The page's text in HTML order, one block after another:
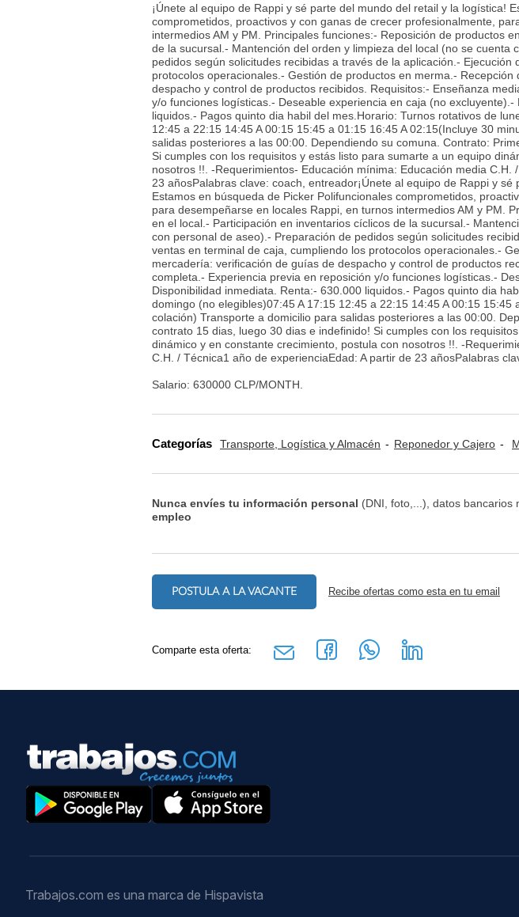
¡Únete al equipo de Rappi y sé parte del mundo del retail y la logística!
comprometidos, proactivos y con ganas de crecer profesionalmente,
intermedios AM y PM. Principales funciones:- Reposición de productos
de la sucursal.- Mantención del orden y limpieza del local (no se cuenta
pedidos según solicitudes recibidas a través de la aplicación.-
protocolos operacionales.- Gestión de productos en merma.-
despacho y control de productos recibidos. Requisitos:- Enseñanza
y/o funciones logísticas.- Deseable experiencia en caja (no
liquidos.- Pagos quinto dia habil del mes.Horario: Turnos rotativos de
12:45 a 22:15 14:45 A 00:15 15:45 a 01:15 16:45 A 02:15(Incluye 30
salidas posteriores a las 00:00. Dependiendo su comuna. Contrato:
Si cumples con los requisitos y estás listo para sumarte a un equipo
nosotros !!. -Requerimientos- Educación mínima: Educación media C.H.
23 añosPalabras clave: coach, entreador¡Únete al equipo de Rappi y
Estamos en búsqueda de Picker Polifuncionales comprometidos,
para desempeñarse en locales Rappi, en turnos intermedios AM y PM.
en el local.- Participación en inventarios cíclicos de la sucursal.-
con personal de aseo).- Preparación de pedidos según solicitudes
ventas en terminal de caja, cumpliendo los protocolos operacionales.-
mercadería: verificación de guías de despacho y control de productos
completa.- Experiencia previa en reposición y/o funciones logísticas.-
Disponibilidad inmediata. Renta:- 630.000 liquidos.- Pagos quinto dia
domingo (no elegibles)07:45 A 17:15 12:45 a 22:15 14:45 A 00:15 15:45
colación) Transporte a domicilio para salidas posteriores a las 00:00.
contrato 15 dias, luego 30 dias e indefinido! Si cumples con los
dinámico y en constante crecimiento, postula con nosotros !!. -
C.H. / Técnica1 año de experienciaEdad: A partir de 23 añosPalabras
Salario: 630000 CLP/MONTH.
Categorías Transporte, Logística y Almacén Reponedor y Cajero
Nunca envíes tu información personal (DNI, foto,...), datos bancarios
empleo
POSTULA A LA VACANTE Recibe ofertas como esta en tu email
Comparte esta oferta:
Trabajos.com es una marca de Hispavista